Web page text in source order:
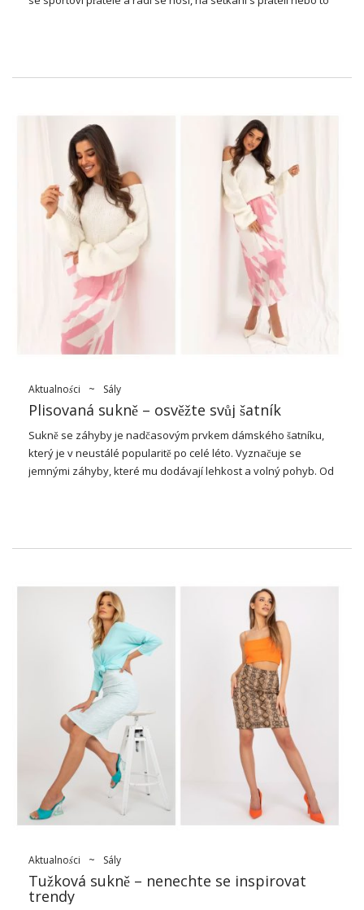
Zábazní teplaková souprava se
skirní – naře po celý rok
Miciny has your root in history of rejims, which trendy and
consumer needs with rose. Jeho díla byla vytvořena
kombinující ležérní a sportovní styly s módními prvky. V 90.
letech, kamkoli jdete v módě, ale experimentujte s kombinací
klasického tepla s elegantními módními prvky. Bylo to první
přijetí na komplexní teplotu, která není horká, ale. Od té doby
si tyto sady postupně získaly popularitu a staly se
alternativními možnostmi pro tradiční komplní běžecké boty.
Děkujeme za jeho všestrannost a pohodlí,
základní tepláková
souprava…
Aktualności ~ Sály
Plisovaná sukně – osvěžte svůj šatník
Sukně se záhyby je nadčasovým prvkem dámského šatníku,
který je v neustálé popularitě po celé léto. Vyznačuje se
jemnými záhyby, které mu dodávají lehkost a volný pohyb. Od
nejvšestrannějších a nadčasových kousků v dámské módě.
Plisovaná sukně – čím se
vyznačuje?
Sukně se záhyby se vyznačuje specifickým tvarem, kde jsou
záhyby, rovnoměrné nebo nepravidelné, s hladkým pasem.
Tyto záhyby dodávají sukni lehkost, mobilitu a eleganci.
Charakteristické jsou takové dekorace ve formě záhybů, které
dodávají materiálu texturu a hladkost.
Plisovaná sukněmůže
mít různé kliky – od mini, přes midi až po maxi, což je
universitní box pro různé přístupy a rok. Apalagi, t damská
skládaná sukně může být vyrobena z různých materiálů, jako
…
Aktualności ~ Sály
Tužková sukně – nenechte se inspirovat
trendy